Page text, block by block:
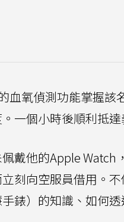
血氧偵測功能掌握
一個小時後順利抵
戴他的Apple
刻向空服員借用。
錶）的知識、如何